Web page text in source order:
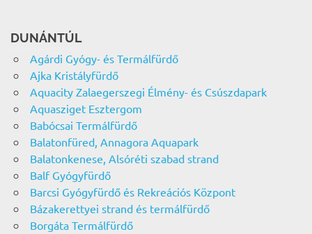
DUNÁNTÚL
Agárdi Gyógy- és Termálfürdő
Ajka Kristályfürdő
Aquacity Zalaegerszegi Élmény- és Csúszdapark
Aquasziget Esztergom
Babócsai Termálfürdő
Balatonfüred, Annagora Aquapark
Balatonkenese, Alsóréti szabad strand
Balf Gyógyfürdő
Barcsi Gyógyfürdő és Rekreációs Központ
Bázakerettyei strand és termálfürdő
Borgáta Termálfürdő